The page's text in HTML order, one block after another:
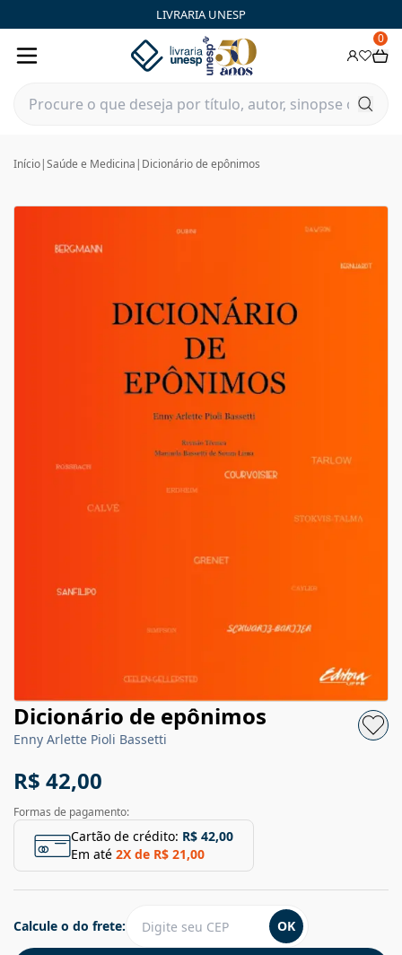
LIVRARIA UNESP
0
Início|Saúde e Medicina | Dicionário de epônimos
Dicionário de epônimos
Enny Arlette Pioli Bassetti
R$ 42,00
Formas de pagamento:
Cartão de crédito: R$ 42,00
Em até 2X de R$ 21,00
Calcule o do frete: OK